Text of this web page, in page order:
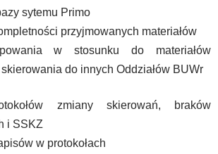
sytemu Primo
przyjmowanych materiałów
w stosunku do materiałów
do innych Oddziałów BUWr
zmiany skierowań, braków
i SSKZ
w protokołach